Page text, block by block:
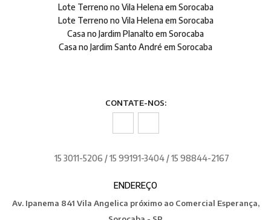
Lote Terreno no Vila Helena em Sorocaba
Lote Terreno no Vila Helena em Sorocaba
Casa no Jardim Planalto em Sorocaba
Casa no Jardim Santo André em Sorocaba
CONTATE-NOS:
15 3011-5206 / 15 99191-3404 / 15 98844-2167
ENDEREÇO
Av. Ipanema 841 Vila Angelica próximo ao Comercial Esperança,